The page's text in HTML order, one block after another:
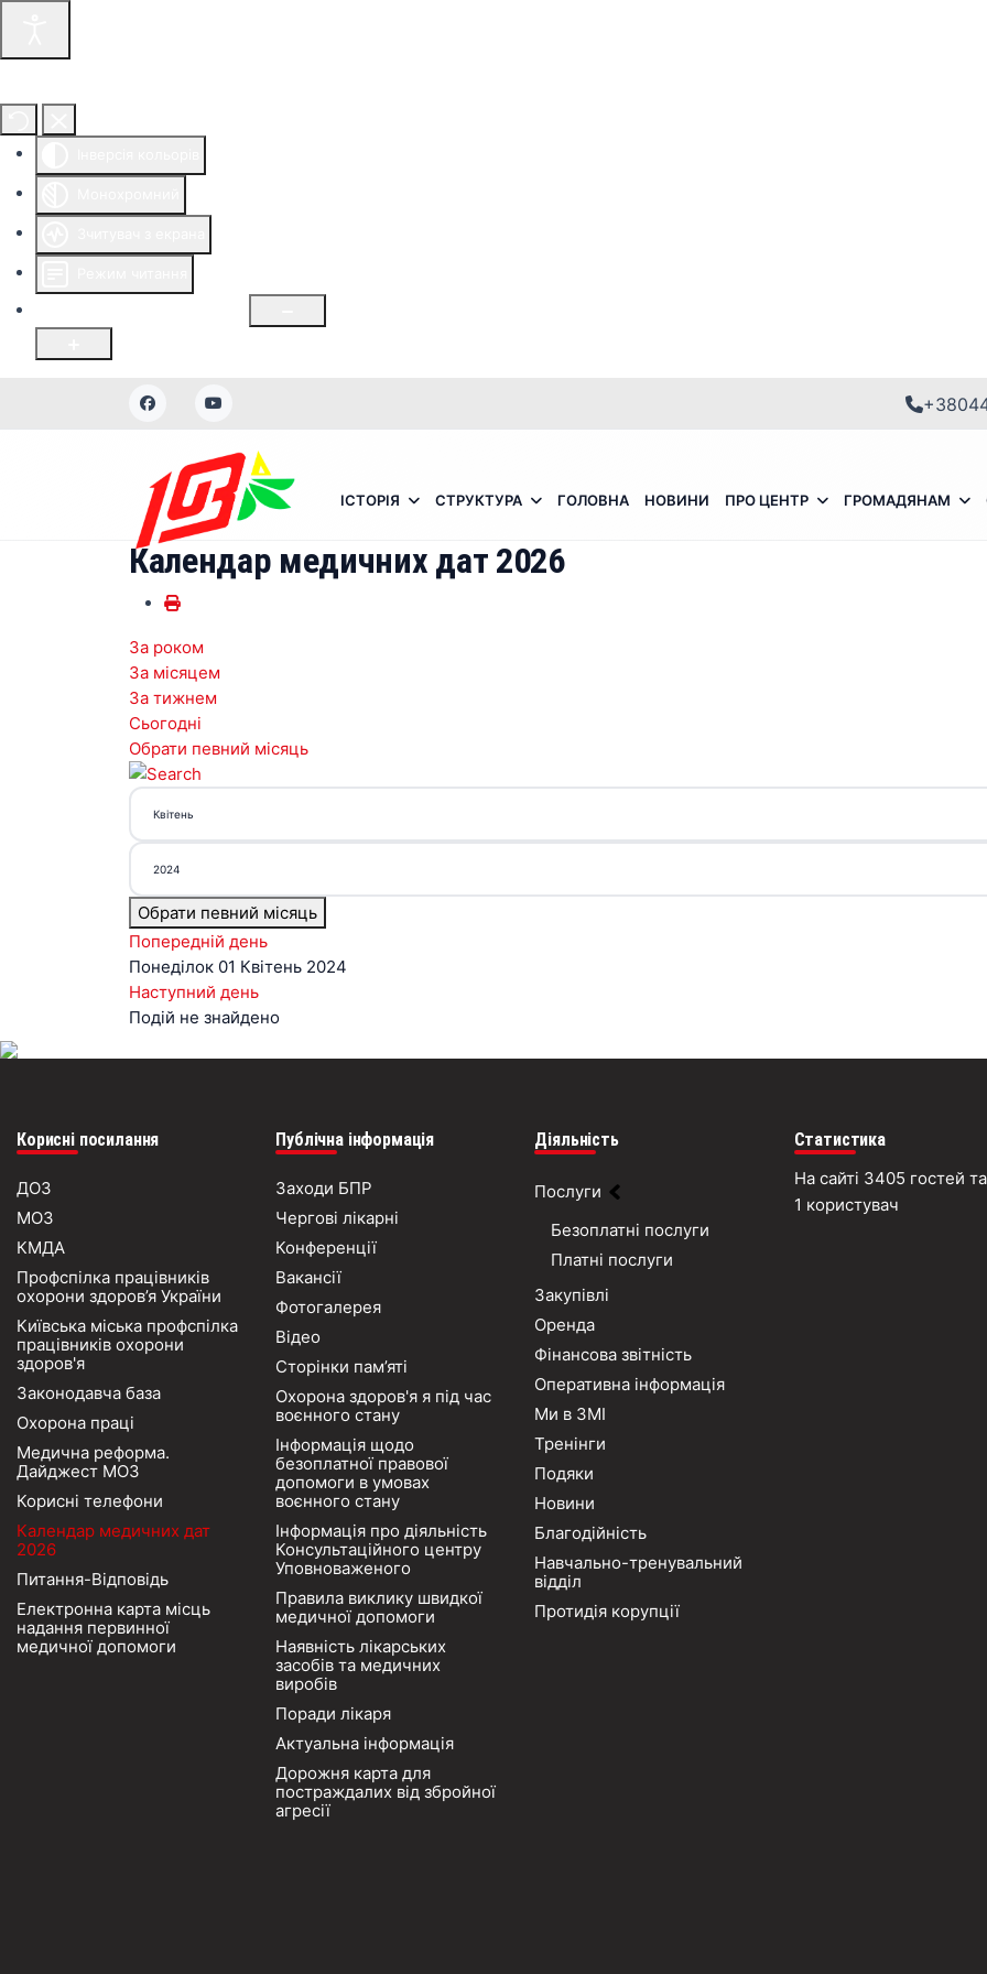
ІСТОРІЯ СТРУКТУРА ГОЛОВНА НОВИНИ ПРО ЦЕНТР ГРОМАДЯНАМ
Календар медичних дат 2026
За роком
За місяцем
За тижнем
Сьогодні
Обрати певний місяць
Обрати певний місяць
Попередній день
Понеділок 01 Квітень 2024
Наступний день
Подій не знайдено
Корисні посилання
ДОЗ
МОЗ
КМДА
Профспілка працівників
охорони здоров’я України
Київська міська профспілка
працівників охорони
здоров'я
Законодавча база
Охорона праці
Медична реформа.
Дайджест МОЗ
Корисні телефони
Календар медичних дат
2026
Питання-Відповідь
Електронна карта місць
надання первинної
медичної допомоги
Публічна інформація
Заходи БПР
Чергові лікарні
Конференції
Вакансії
Фотогалерея
Відео
Сторінки пам’яті
Охорона здоров'я я під час
воєнного стану
Інформація щодо
безоплатної правової
допомоги в умовах
воєнного стану
Інформація про діяльність
Консультаційного центру
Уповноваженого
Правила виклику швидкої
медичної допомоги
Наявність лікарських
засобів та медичних
виробів
Поради лікаря
Актуальна інформація
Дорожня карта для
постраждалих від збройної
агресії
Діяльність
Послуги
Безоплатні послуги
Платні послуги
Закупівлі
Оренда
Фінансова звітність
Оперативна інформація
Ми в ЗМІ
Тренінги
Подяки
Новини
Благодійність
Навчально-тренувальний
відділ
Протидія корупції
Статистика
На сайті 3405 гостей та
1 користувач